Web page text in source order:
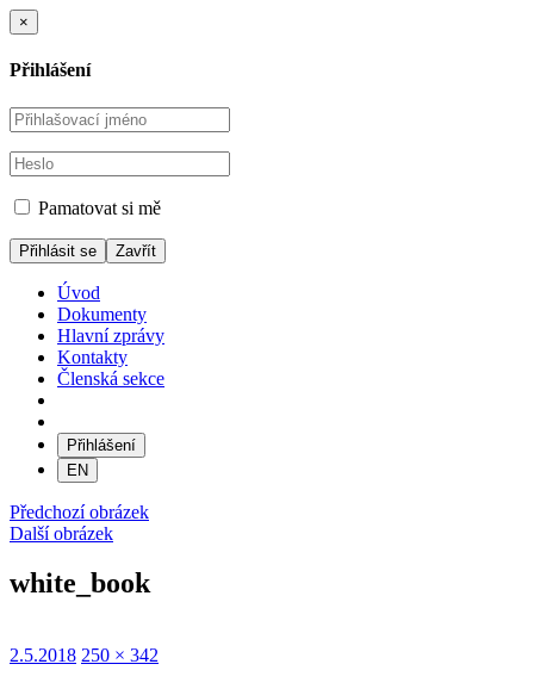
×
Přihlášení
Pamatovat si mě
Zavřít
Úvod
Dokumenty
Hlavní zprávy
Kontakty
Členská sekce
Přihlášení
EN
Předchozí obrázek
Další obrázek
white_book
Publikováno:
2.5.2018 Původní
250 × 342